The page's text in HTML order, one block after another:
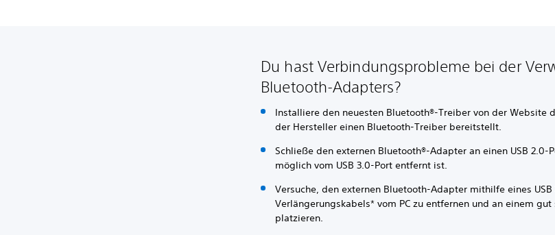
Du hast Verbindungsprobleme bei der
Bluetooth-Adapters?
Installiere den neuesten Bluetooth®-Treiber von der Website
der Hersteller einen Bluetooth-Treiber bereitstellt.
Schließe den externen Bluetooth®-Adapter an einen USB 2.0-
möglich vom USB 3.0-Port entfernt ist.
Versuche, den externen Bluetooth-Adapter mithilfe eines USB
Verlängerungskabels* vom PC zu entfernen und an einem
platzieren.